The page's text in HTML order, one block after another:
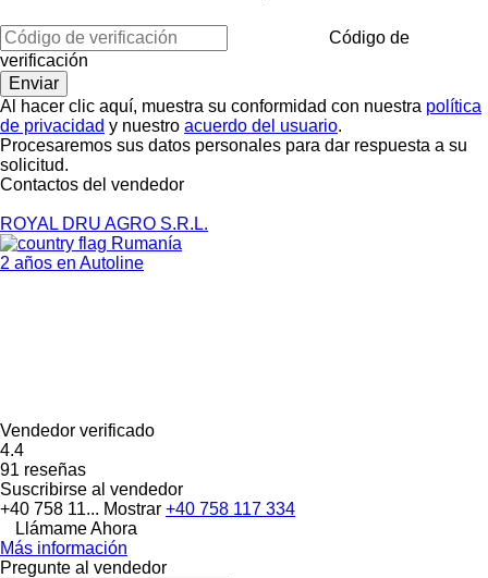
Código de
verificación
Al hacer clic aquí, muestra su conformidad con nuestra política
de privacidad y nuestro acuerdo del usuario.
Procesaremos sus datos personales para dar respuesta a su
solicitud.
Contactos del vendedor
ROYAL DRU AGRO S.R.L.
Rumanía
2 años en Autoline
Vendedor verificado
4.4
91 reseñas
Suscribirse al vendedor
+40 758 11... Mostrar +40 758 117 334
Llámame Ahora
Más información
Pregunte al vendedor